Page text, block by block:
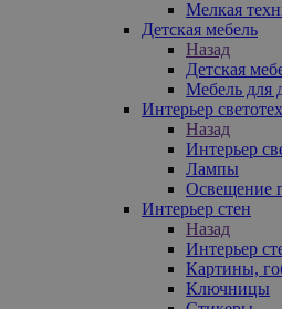
Мелкая
Детская мебель
Назад
Детская
Мебель для
Интерьер
Назад
Интерьер
Лампы
Освещение
Интерьер стен
Назад
Интерьер
Картины,
Ключницы